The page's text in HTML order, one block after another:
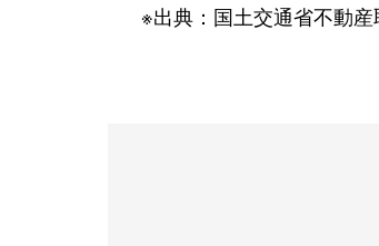
※出典：国土交通省不動